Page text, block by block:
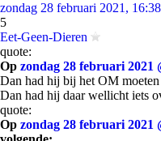
zondag 28 februari 2021,
5
Eet-Geen-Dieren
quote:
Op zondag 28 februari 2021
Dan had hij bij het OM
Dan had hij daar wellicht iets
quote:
Op zondag 28 februari 2021